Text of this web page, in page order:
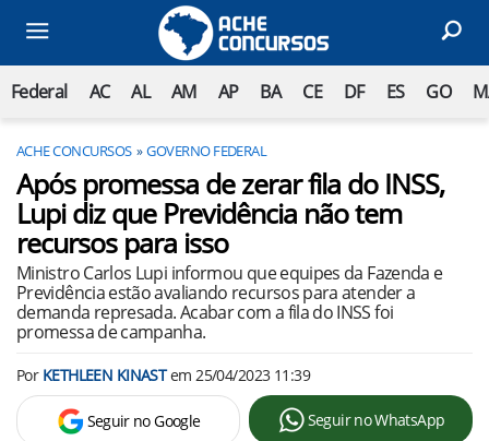
Federal AC AL AM AP BA CE DF ES GO
ACHE CONCURSOS GOVERNO FEDERAL
Após promessa de zerar fila do INSS,
Lupi diz que Previdência não tem
recursos para isso
Ministro Carlos Lupi informou que equipes da Fazenda e
Previdência estão avaliando recursos para atender a
demanda represada. Acabar com a fila do INSS foi
promessa de campanha.
Por KETHLEEN KINASTem25/04/2023 11:39
Seguir no Google Seguir no WhatsApp